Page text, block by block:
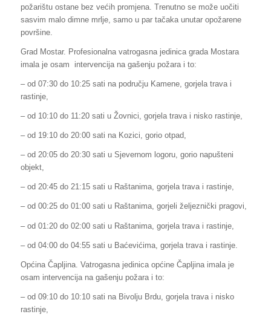
požarištu ostane bez većih promjena. Trenutno se može uočiti
sasvim malo dimne mrlje, samo u par tačaka unutar opožarene
površine.
Grad Mostar. Profesionalna vatrogasna jedinica grada Mostara
imala je osam intervencija na gašenju požara i to:
– od 07:30 do 10:25 sati na području Kamene, gorjela trava i
rastinje,
– od 10:10 do 11:20 sati u Žovnici, gorjela trava i nisko rastinje,
– od 19:10 do 20:00 sati na Kozici, gorio otpad,
– od 20:05 do 20:30 sati u Sjevernom logoru, gorio napušteni
objekt,
– od 20:45 do 21:15 sati u Raštanima, gorjela trava i rastinje,
– od 00:25 do 01:00 sati u Raštanima, gorjeli željeznički pragovi,
– od 01:20 do 02:00 sati u Raštanima, gorjela trava i rastinje,
– od 04:00 do 04:55 sati u Baćevićima, gorjela trava i rastinje.
Općina Čapljina. Vatrogasna jedinica općine Čapljina imala je
osam intervencija na gašenju požara i to:
– od 09:10 do 10:10 sati na Bivolju Brdu, gorjela trava i nisko
rastinje,